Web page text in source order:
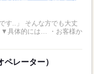
す..」 そんな方でも大丈
レーター）